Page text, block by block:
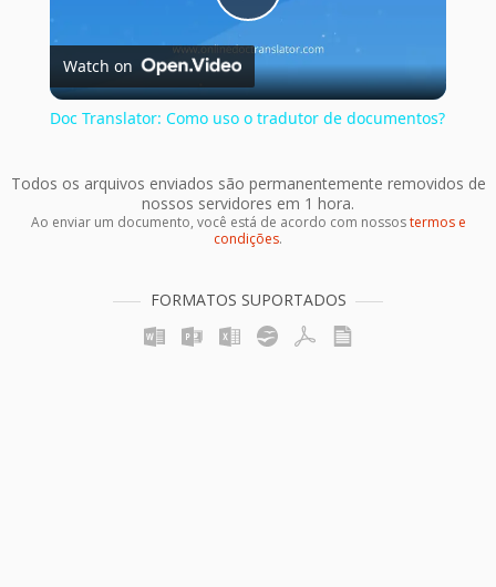
Play
Video
Watch on
Doc Translator: Como uso o tradutor de documentos?
Todos os arquivos enviados são permanentemente removidos de
nossos servidores em 1 hora.
Ao enviar um documento, você está de acordo com nossostermos e
condições.
FORMATOS SUPORTADOS